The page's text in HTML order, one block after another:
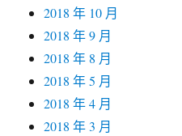
2018 年 10 月
2018 年 9 月
2018 年 8 月
2018 年 5 月
2018 年 4 月
2018 年 3 月